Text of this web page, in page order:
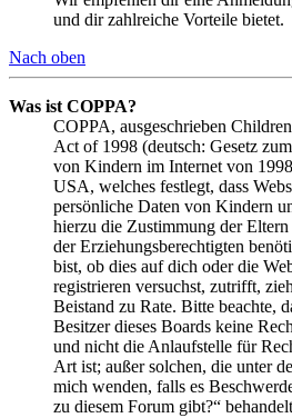
und dir zahlreiche Vorteile bietet.
Nach oben
Was ist COPPA?
COPPA, ausgeschrieben
Act of 1998 (deutsch: Gesetz
von Kindern im Internet von
USA, welches festlegt, dass
persönliche Daten von Kindern
hierzu die Zustimmung der
der Erziehungsberechtigten
bist, ob dies auf dich oder die
registrieren versuchst, zutrifft,
Beistand zu Rate. Bitte beachte,
Besitzer dieses Boards keine
und nicht die Anlaufstelle für
Art ist; außer solchen, die unter
mich wenden, falls es
zu diesem Forum gibt?“